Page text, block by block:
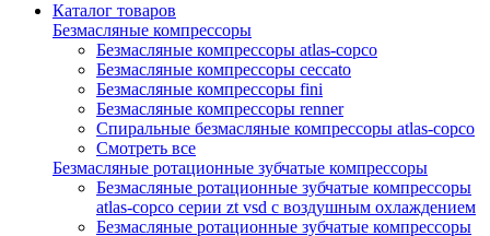
Каталог товаров
Безмасляные компрессоры
Безмасляные компрессоры atlas-copco
Безмасляные компрессоры ceccato
Безмасляные компрессоры fini
Безмасляные компрессоры renner
Спиральные безмасляные компрессоры atlas-copco
Смотреть все
Безмасляные ротационные зубчатые компрессоры
Безмасляные ротационные зубчатые компрессоры
atlas-copco серии zt vsd с воздушным охлаждением
Безмасляные ротационные зубчатые компрессоры